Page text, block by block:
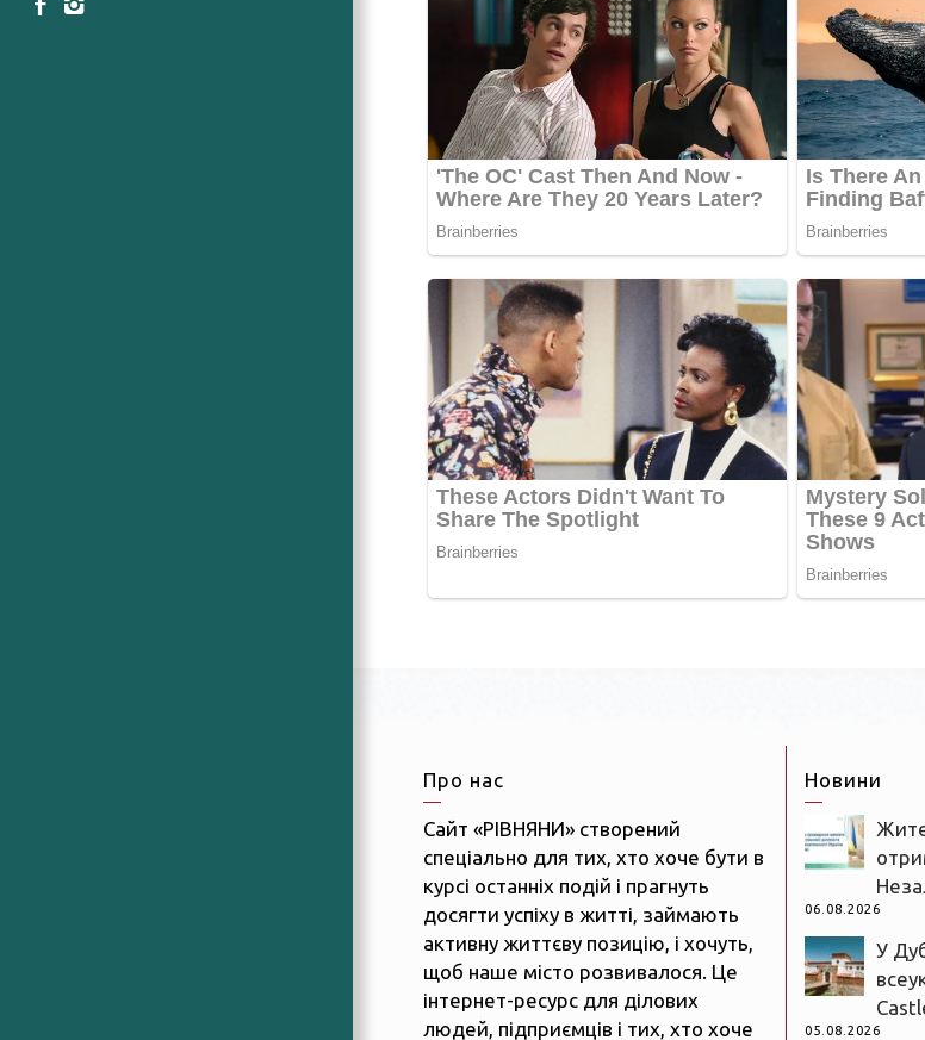
Про нас
Сайт «РІВНЯНИ» створений
спеціально для тих, хто хоче бути в
курсі останніх подій і прагнуть
досягти успіху в житті, займають
активну життєву позицію, і хочуть,
щоб наше місто розвивалося. Це
інтернет-ресурс для ділових
людей, підприємців і тих, хто хоче
Новини
06.08.2026
У
05.08.2026